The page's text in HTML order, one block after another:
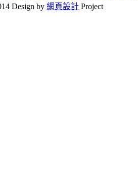
Design by 網頁設計 Project